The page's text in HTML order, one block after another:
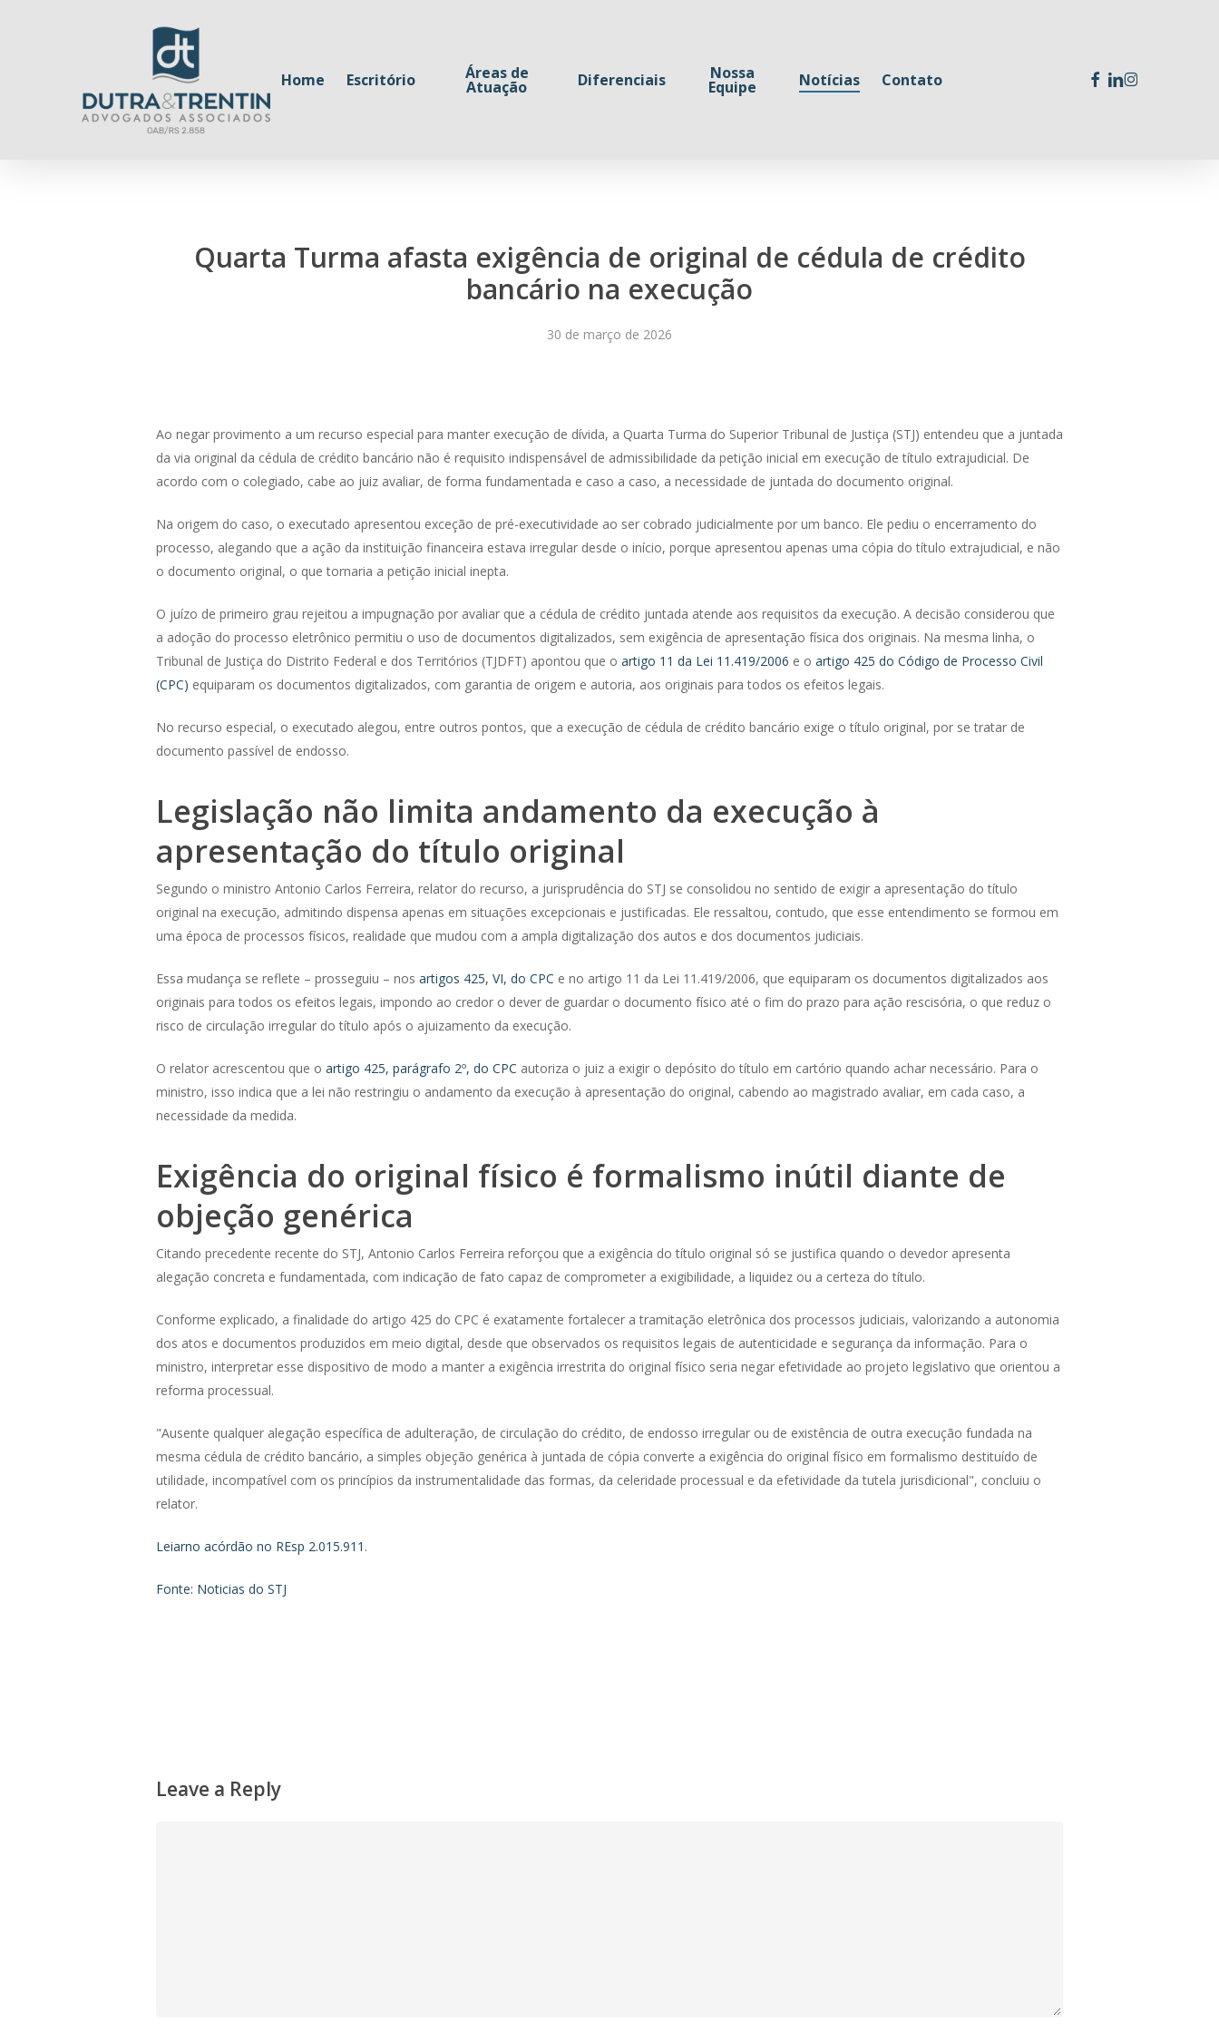
Home Escritório Áreas de
Atuação Diferenciais Nossa
Equipe Notícias Contato facebook
linkedin
instagram
Quarta Turma afasta exigência de original de cédula de crédito
bancário na execução
30 de março de 2026
Ao negar provimento a um recurso especial para manter execução de dívida, a Quarta Turma do Superior Tribunal de Justiça (STJ) entendeu que a juntada
da via original da cédula de crédito bancário não é requisito indispensável de admissibilidade da petição inicial em execução de título extrajudicial. De
acordo com o colegiado, cabe ao juiz avaliar, de forma fundamentada e caso a caso, a necessidade de juntada do documento original.
Na origem do caso, o executado apresentou exceção de pré-executividade ao ser cobrado judicialmente por um banco. Ele pediu o encerramento do
processo, alegando que a ação da instituição financeira estava irregular desde o início, porque apresentou apenas uma cópia do título extrajudicial, e não
o documento original, o que tornaria a petição inicial inepta.
O juízo de primeiro grau rejeitou a impugnação por avaliar que a cédula de crédito juntada atende aos requisitos da execução. A decisão considerou que
a adoção do processo eletrônico permitiu o uso de documentos digitalizados, sem exigência de apresentação física dos originais. Na mesma linha, o
Tribunal de Justiça do Distrito Federal e dos Territórios (TJDFT) apontou que o artigo 11 da Lei 11.419/2006 e o artigo 425 do Código de Processo Civil
(CPC) equiparam os documentos digitalizados, com garantia de origem e autoria, aos originais para todos os efeitos legais.
No recurso especial, o executado alegou, entre outros pontos, que a execução de cédula de crédito bancário exige o título original, por se tratar de
documento passível de endosso.
Legislação não limita andamento da execução à
apresentação do título original
Segundo o ministro Antonio Carlos Ferreira, relator do recurso, a jurisprudência do STJ se consolidou no sentido de exigir a apresentação do título
original na execução, admitindo dispensa apenas em situações excepcionais e justificadas. Ele ressaltou, contudo, que esse entendimento se formou em
uma época de processos físicos, realidade que mudou com a ampla digitalização dos autos e dos documentos judiciais.
Essa mudança se reflete – prosseguiu – nos artigos 425, VI, do CPC e no artigo 11 da Lei 11.419/2006, que equiparam os documentos digitalizados aos
originais para todos os efeitos legais, impondo ao credor o dever de guardar o documento físico até o fim do prazo para ação rescisória, o que reduz o
risco de circulação irregular do título após o ajuizamento da execução.
O relator acrescentou que o artigo 425, parágrafo 2º, do CPC autoriza o juiz a exigir o depósito do título em cartório quando achar necessário. Para o
ministro, isso indica que a lei não restringiu o andamento da execução à apresentação do original, cabendo ao magistrado avaliar, em cada caso, a
necessidade da medida.
Exigência do original físico é formalismo inútil diante de
objeção genérica
Citando precedente recente do STJ, Antonio Carlos Ferreira reforçou que a exigência do título original só se justifica quando o devedor apresenta
alegação concreta e fundamentada, com indicação de fato capaz de comprometer a exigibilidade, a liquidez ou a certeza do título.
Conforme explicado, a finalidade do artigo 425 do CPC é exatamente fortalecer a tramitação eletrônica dos processos judiciais, valorizando a autonomia
dos atos e documentos produzidos em meio digital, desde que observados os requisitos legais de autenticidade e segurança da informação. Para o
ministro, interpretar esse dispositivo de modo a manter a exigência irrestrita do original físico seria negar efetividade ao projeto legislativo que orientou a
reforma processual.
"Ausente qualquer alegação específica de adulteração, de circulação do crédito, de endosso irregular ou de existência de outra execução fundada na
mesma cédula de crédito bancário, a simples objeção genérica à juntada de cópia converte a exigência do original físico em formalismo destituído de
utilidade, incompatível com os princípios da instrumentalidade das formas, da celeridade processual e da efetividade da tutela jurisdicional", concluiu o
relator.
Leiarno acórdão no REsp 2.015.911 .
Fonte: Noticias do STJ
Leave a Reply